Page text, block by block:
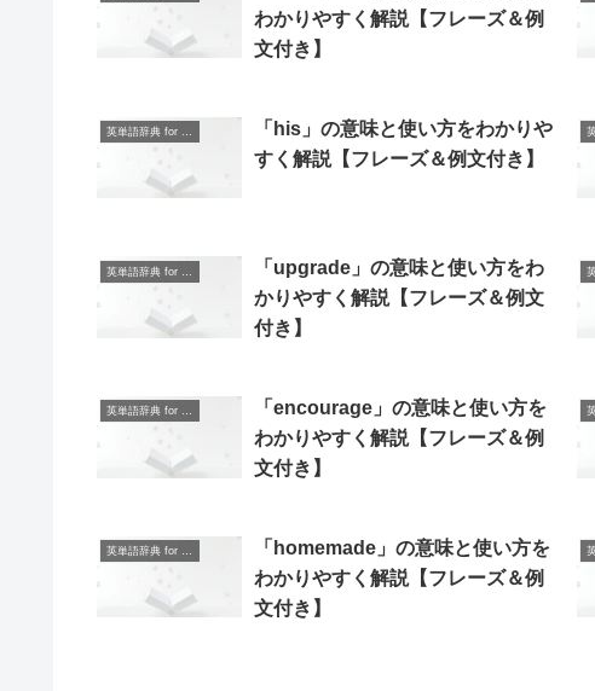
わかりやすく解説【フレーズ＆例
文付き】
「his」の意味と使い方をわかりや
すく解説【フレーズ＆例文付き】
「upgrade」の意味と使い方をわ
かりやすく解説【フレーズ＆例文
付き】
英単語辞典 for Beginners
「encourage」の意味と使い方を
わかりやすく解説【フレーズ＆例
文付き】
英単語辞典 for Beginners
「homemade」の意味と使い方を
わかりやすく解説【フレーズ＆例
文付き】